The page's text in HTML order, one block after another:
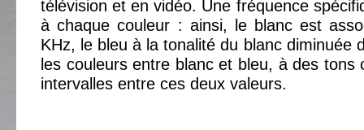
télévision et en vidéo. Une fréquence
à chaque couleur : ainsi, le blanc est
KHz, le bleu à la tonalité du blanc diminuée
les couleurs entre blanc et bleu, à des tons
intervalles entre ces deux valeurs.